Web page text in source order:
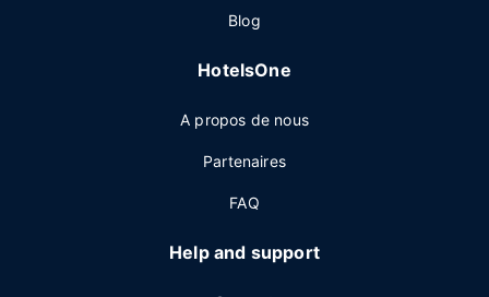
Blog
HotelsOne
A propos de nous
Partenaires
FAQ
Help and support